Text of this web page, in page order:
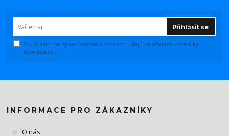
Přihlásit se
Souhlasím se zpracováním osobních údajů za účelem rozesílky
newsletteru.
INFORMACE PRO ZÁKAZNÍKY
O nás